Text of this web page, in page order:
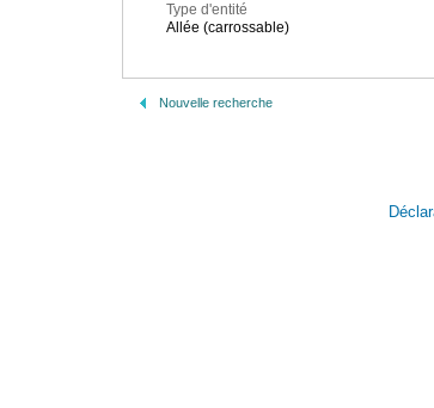
Type d'entité
Allée (carrossable)
Nouvelle recherche